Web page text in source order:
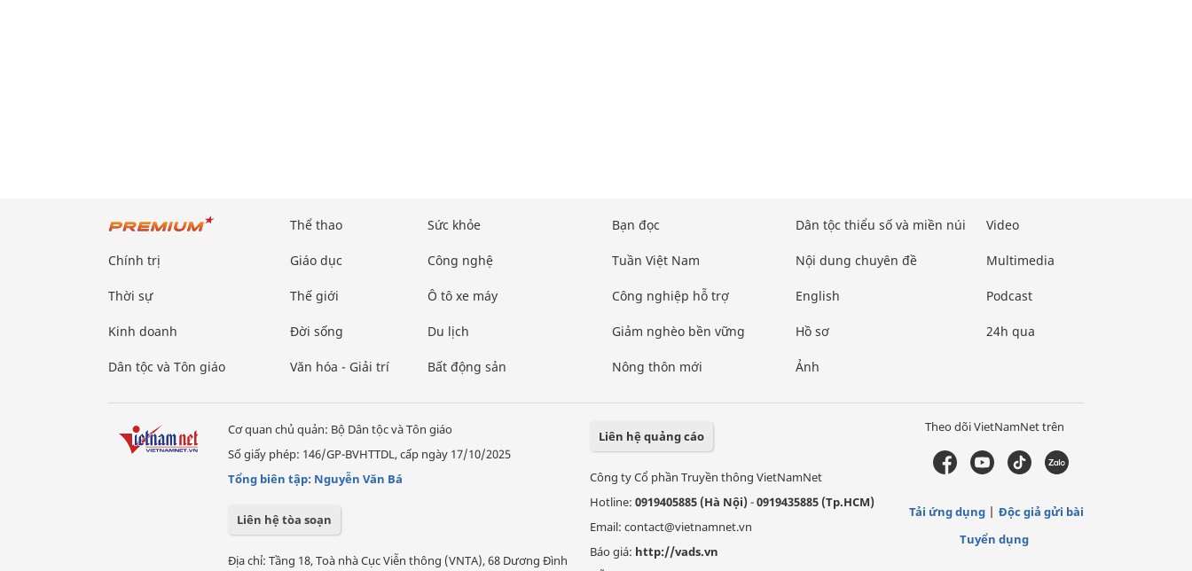
Chính trị
Thời sự
Kinh doanh
Dân tộc và Tôn giáo
Thể thao
Giáo dục
Thế giới
Đời sống
Văn hóa - Giải trí
Sức khỏe
Công nghệ
Ô tô xe máy
Du lịch
Bất động sản
Bạn đọc
Tuần Việt Nam
Công nghiệp hỗ trợ
Giảm nghèo bền vững
Nông thôn mới
Dân tộc thiểu số và miền núi
Nội dung chuyên đề
English
Hồ sơ
Ảnh
Video
Multimedia
Podcast
24h qua
Cơ quan chủ quản: Bộ Dân tộc và Tôn giáo
Số giấy phép: 146/GP-BVHTTDL, cấp ngày 17/10/2025
Tổng biên tập: Nguyễn Văn Bá
Liên hệ tòa soạn
Địa chỉ: Tầng 18, Toà nhà Cục Viễn thông (VNTA), 68 Dương Đình
Liên hệ quảng cáo
Công ty Cổ phần Truyền thông VietNamNet
Hotline: 0919405885 (Hà Nội)-0919435885 (Tp.HCM)
Email: contact@vietnamnet.vn
Báo giá: http://vads.vn
Theo dõi VietNamNet trên
Tải ứng dụng
Độc giả gửi bài
Tuyển dụng